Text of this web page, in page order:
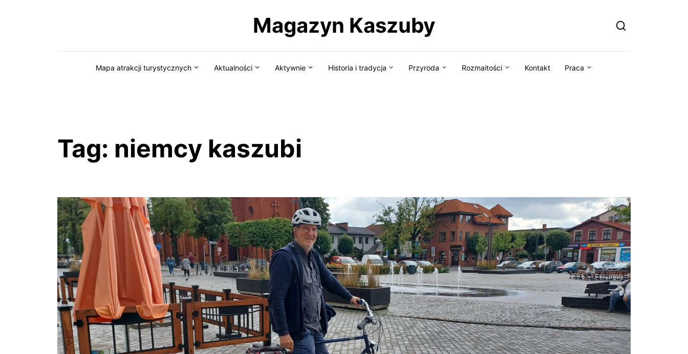
Magazyn Kaszuby
Mapa atrakcji turystycznych Aktualności Aktywnie Historia i tradycja Przyroda Rozmaitości Kontakt Praca
Tag: niemcy kaszubi